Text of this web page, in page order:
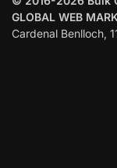
GLOBAL WEB
Cardenal Benlloch,